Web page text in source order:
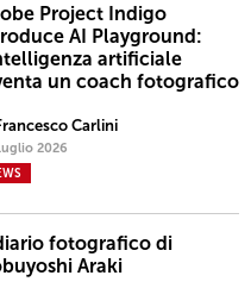
Project Indigo
AI Playground:
artificiale
un coach fotografico
Carlini
2026
fotografico di
Araki